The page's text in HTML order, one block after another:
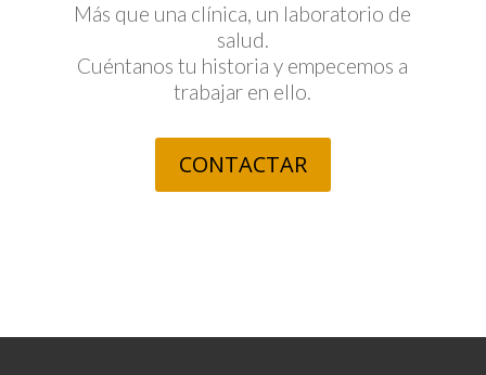
Más que una clínica, un laboratorio de
salud.
Cuéntanos tu historia y empecemos a
trabajar en ello.
CONTACTAR